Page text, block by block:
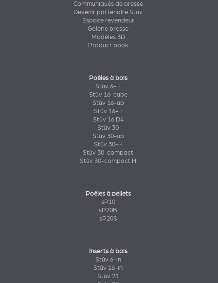
Communiqués de presse
Devenir partenaire Stûv
Espace revendeur
Galerie presse
Modèles 3D
Product book
Poêles à bois
Stûv 6-H
Stûv 16-cube
Stûv 16-up
Stûv 16-H
Stûv 16 D4
Stûv 30
Stûv 30-up
Stûv 30-H
Stûv 30-compact
Stûv 30-compact H
Poêles à pellets
sP10
sP20B
sP20S
Inserts à bois
Stûv 6-in
Stûv 16-in
Stûv 21